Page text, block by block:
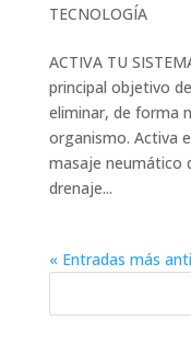
TECNOLOGÍA
ACTIVA TU
principal objetivo
eliminar, de forma
organismo. Activa
masaje neumático
drenaje...
« Entradas más